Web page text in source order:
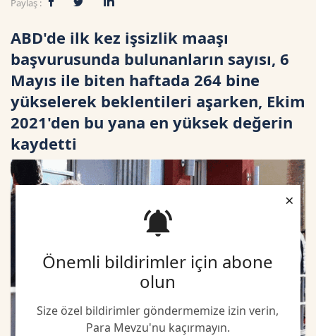
Önemli bildirimler için abone
olun
Size özel bildirimler göndermemize izin verin,
Para Mevzu'nu kaçırmayın.
×
Paylaş :
ABD'de ilk kez işsizlik maaşı
başvurusunda bulunanların sayısı, 6
Mayıs ile biten haftada 264 bine
yükselerek beklentileri aşarken, Ekim
2021'den bu yana en yüksek değerin
kaydetti